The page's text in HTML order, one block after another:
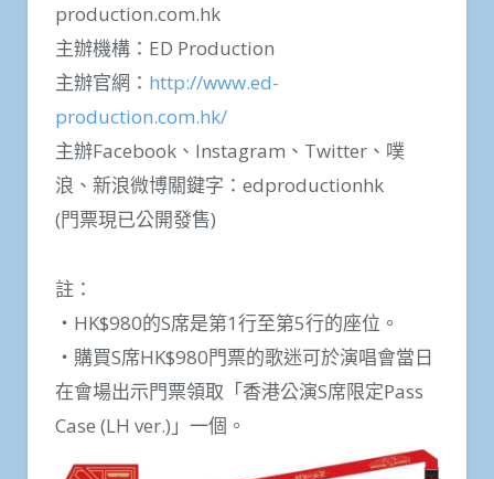
production.com.hk
主辦機構：ED Production
主辦官網： http://www.ed-
production.com.hk/
主辦Facebook、Instagram、Twitter、噗
浪、新浪微博關鍵字：edproductionhk
(門票現已公開發售)
註：
・HK$980的S席是第1行至第5行的座位。
・購買S席HK$980門票的歌迷可於演唱會當日
在會場出示門票領取「香港公演S席限定Pass
Case (LH ver.)」一個。